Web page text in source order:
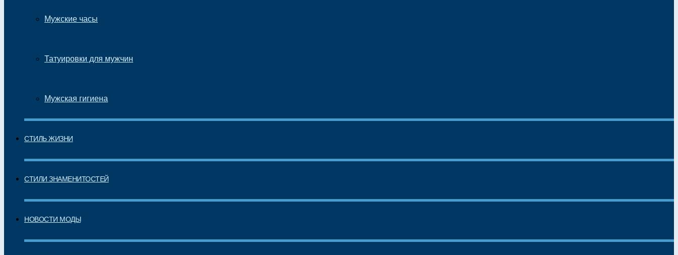
Мужские часы
Татуировки для мужчин
Мужская гигиена
СТИЛЬ ЖИЗНИ
СТИЛИ ЗНАМЕНИТОСТЕЙ
НОВОСТИ МОДЫ